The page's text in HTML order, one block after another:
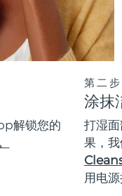
解锁您的
第二步
涂抹
打湿
果，
用电